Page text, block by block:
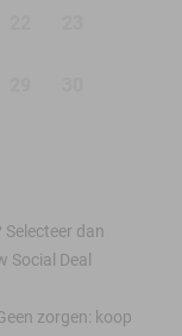
Selecteer dan
Social Deal
zorgen: koop